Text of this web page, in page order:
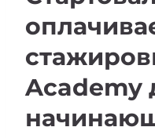
Academy